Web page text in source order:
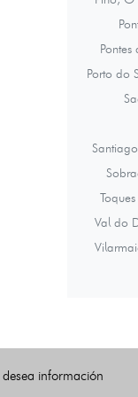
Porto do
Toques
Val do
información